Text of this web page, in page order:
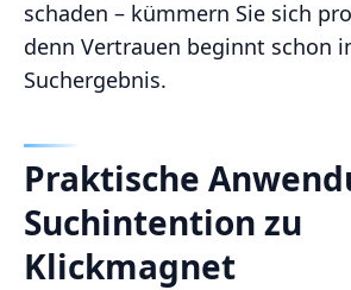
schaden – kümmern Sie sich
denn Vertrauen beginnt schon
Suchergebnis.
Praktische
Suchintention zu
Klickmagnet